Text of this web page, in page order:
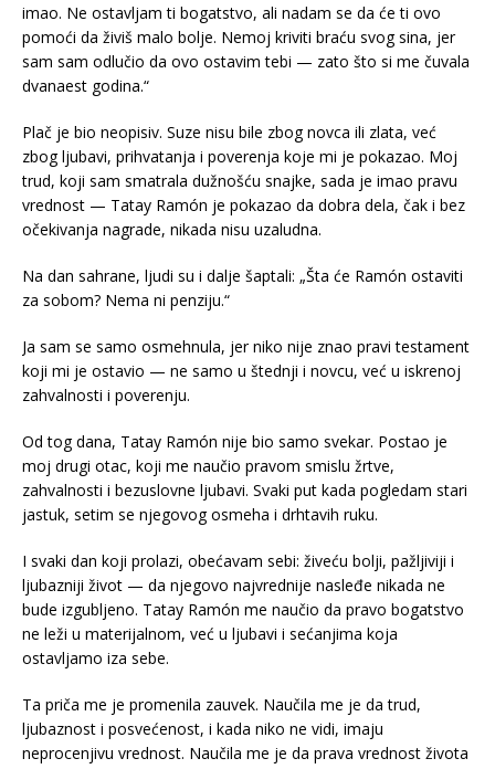
imao. Ne ostavljam ti bogatstvo, ali nadam se da će ti ovo
pomoći da živiš malo bolje. Nemoj kriviti braću svog sina, jer
sam sam odlučio da ovo ostavim tebi — zato što si me čuvala
dvanaest godina.“
Plač je bio neopisiv. Suze nisu bile zbog novca ili zlata, već
zbog ljubavi, prihvatanja i poverenja koje mi je pokazao. Moj
trud, koji sam smatrala dužnošću snajke, sada je imao pravu
vrednost — Tatay Ramón je pokazao da dobra dela, čak i bez
očekivanja nagrade, nikada nisu uzaludna.
Na dan sahrane, ljudi su i dalje šaptali: „Šta će Ramón ostaviti
za sobom? Nema ni penziju.“
Ja sam se samo osmehnula, jer niko nije znao pravi testament
koji mi je ostavio — ne samo u štednji i novcu, već u iskrenoj
zahvalnosti i poverenju.
Od tog dana, Tatay Ramón nije bio samo svekar. Postao je
moj drugi otac, koji me naučio pravom smislu žrtve,
zahvalnosti i bezuslovne ljubavi. Svaki put kada pogledam stari
jastuk, setim se njegovog osmeha i drhtavih ruku.
I svaki dan koji prolazi, obećavam sebi: živeću bolji, pažljiviji i
ljubazniji život — da njegovo najvrednije nasleđe nikada ne
bude izgubljeno. Tatay Ramón me naučio da pravo bogatstvo
ne leži u materijalnom, već u ljubavi i sećanjima koja
ostavljamo iza sebe.
Ta priča me je promenila zauvek. Naučila me je da trud,
ljubaznost i posvećenost, i kada niko ne vidi, imaju
neprocenjivu vrednost. Naučila me je da prava vrednost života